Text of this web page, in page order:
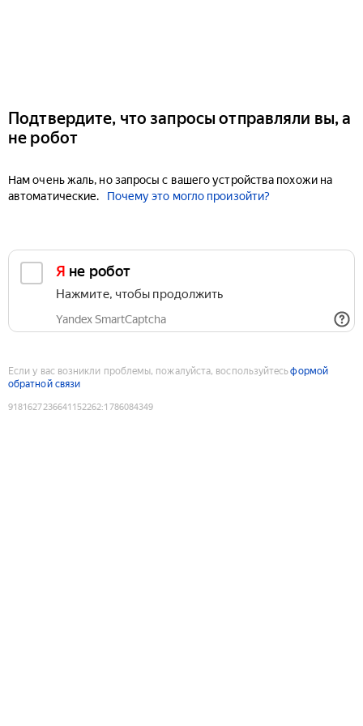
Подтвердите, что запросы отправляли вы, а
не робот
Нам очень жаль, но запросы с вашего устройства похожи на
автоматические.
Почему это могло произойти?
Я не робот
Нажмите, чтобы продолжить
Yandex SmartCaptcha
Если у вас возникли проблемы, пожалуйста, воспользуйтесьформой
обратной связи
9181627236641152262:1786084349